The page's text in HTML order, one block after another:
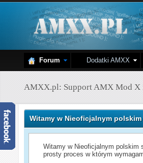
Forum Dodatki AMXX
AMXX.pl: Support AMX Mod X
Witamy w Nieoficjalnym
Witamy w Nieoficjalnym polskim
prosty proces w którym